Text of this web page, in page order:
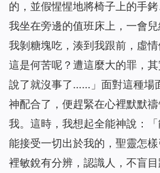
的，並假惺惺地將椅子上的手
我坐在旁邊的值班床上，一會
我剝糖塊吃，湊到我跟前，虛
這是何苦呢？遭這麼大的罪，其
說了就沒事了……」面對這種場
神配合了，便趕緊在心裡默默
我。這時，我想起全能神說：「
能接受一切出於我的，聖靈怎
裡敏銳有分辨，認識人，不盲